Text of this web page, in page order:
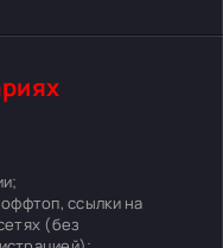
ссылки на
(без